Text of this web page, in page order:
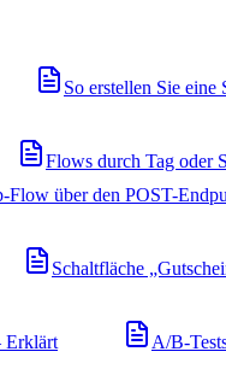
So erstellen Sie eine
Flows durch Tag oder
Flow über den POST-
Schaltfläche
Erklärt
A/B-